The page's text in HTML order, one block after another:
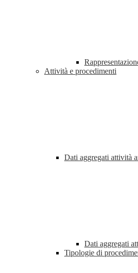
Attività e procedimenti
Dati aggregati attività
Dati aggregati
Tipologie di